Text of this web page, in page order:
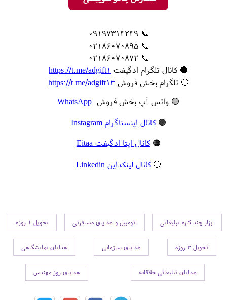
📞 09197314249
📞 02186070895
📞 02186070872
🔵 کانال تلگرام ادگیفت https://t.me/adgift1
🔵 تلگرام بخش فروشhttps://t.me/adgift13
🟢 واتس آپ بخش فروش WhatsApp
🟣کانال اینستاگرام Instagram
🟠کانال ایتا ادگیفت Eitaa
🔴 کانال لینکداین Linkedin
ابزار چند کاره تبلیغاتی اتومبیل و هدایای مسافرتی تحویل 1 روزه
تحویل 3 روزه هدایای سازمانی هدایای نمایشگاهی
هدایای تبلیغاتی خلاقانه هدایای روز مهندس